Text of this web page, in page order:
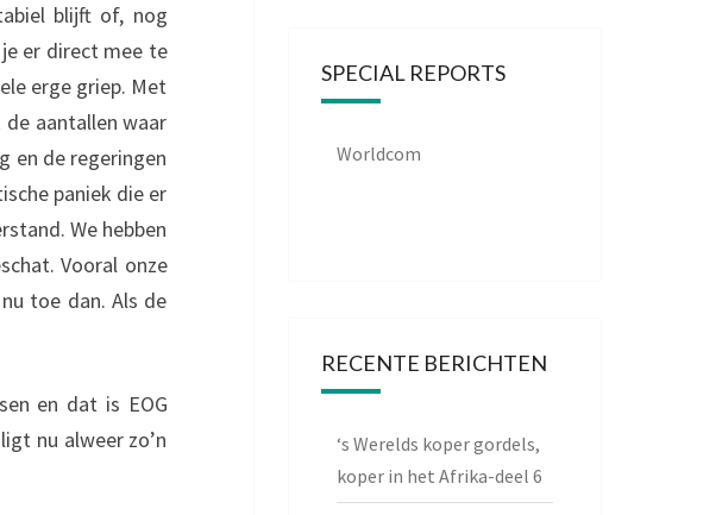
blijft of, nog
er direct mee te
erge griep. Met
aantallen waar
en de regeringen
paniek die er
We hebben
Vooral onze
toe dan. Als de
en dat is EOG
nu alweer zo’n
SPECIAL REPORTS
Worldcom
RECENTE BERICHTEN
‘s Werelds koper gordels,
koper in het Afrika-deel 6